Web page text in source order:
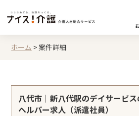
ホーム >案件詳細
八代市｜新八代駅のデイサービ
ヘルパー求人（派遣社員）